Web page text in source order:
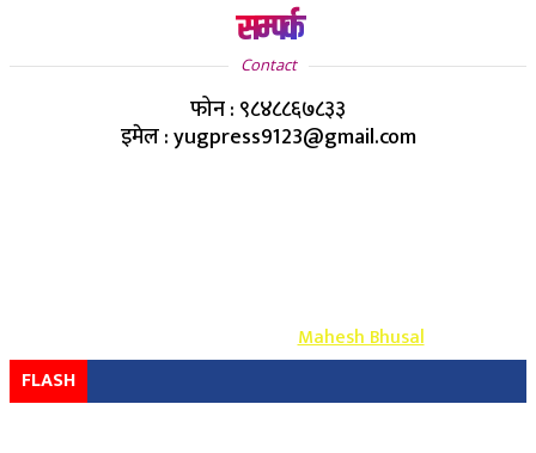
सम्पर्क
Contact
फोन : ९८४८८६७८३३
इमेल : yugpress9123@gmail.com
Design & Develop By-Mahesh Bhusal
FLASH